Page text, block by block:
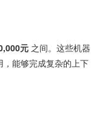
元 之间。这些机器
，能够完成复杂的上下